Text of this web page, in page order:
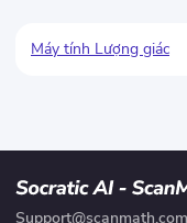
Máy tính Lượng giác
Support@scanmath.com